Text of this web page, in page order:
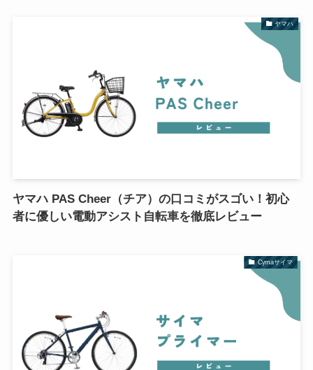
ヤマハ
ヤマハ PAS Cheer（チア）の口コミがスゴい！初心
者に優しい電動アシスト自転車を徹底レビュー
Cymaサイマ